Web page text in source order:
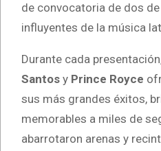
de convocatoria de dos
influyentes de la música
Durante cada
Santos y Prince Royce
sus más grandes éxitos,
memorables a miles de
abarrotaron arenas y